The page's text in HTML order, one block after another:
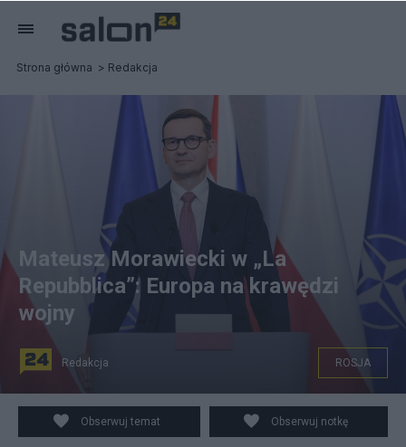
Strona główna Redakcja
Premier Mateusz Morawiecki. Fot. PAP/Leszek
Szymański
Mateusz Morawiecki w „La
Repubblica”: Europa na krawędzi
wojny
Redakcja ROSJA
Obserwuj temat Obserwuj notkę